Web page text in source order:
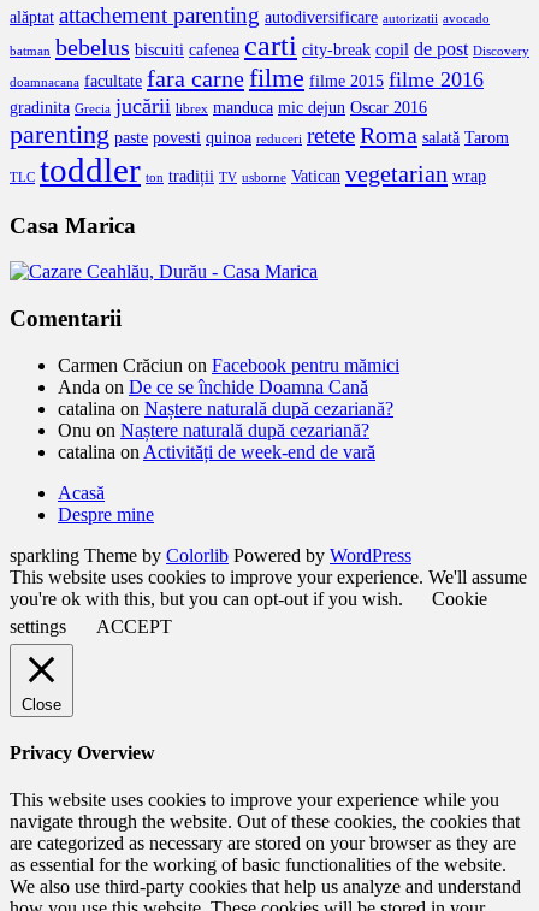
alăptat attachement parenting autodiversificare autorizatii avocado
batman bebelus biscuiti cafenea carti city-break copil de post Discovery
doamnacana facultate fara carnefilme filme 2015 filme 2016
gradinita Grecia jucării librex manduca mic dejun Oscar 2016
parenting paste povesti quinoa reduceri reteteRoma salată Tarom
TLC toddler ton tradiții TV usborne Vatican vegetarian wrap
Casa Marica
Comentarii
Carmen Crăciun on Facebook pentru mămici
Anda on De ce se închide Doamna Cană
catalina on Naștere naturală după cezariană?
Onu on Naștere naturală după cezariană?
catalina on Activități de week-end de vară
Acasă
Despre mine
sparkling Theme by Colorlib Powered by WordPress
This website uses cookies to improve your experience. We'll assume
you're ok with this, but you can opt-out if you wish.
Cookie
settings
ACCEPT
Close
Privacy Overview
This website uses cookies to improve your experience while you
navigate through the website. Out of these cookies, the cookies that
are categorized as necessary are stored on your browser as they are
as essential for the working of basic functionalities of the website.
We also use third-party cookies that help us analyze and understand